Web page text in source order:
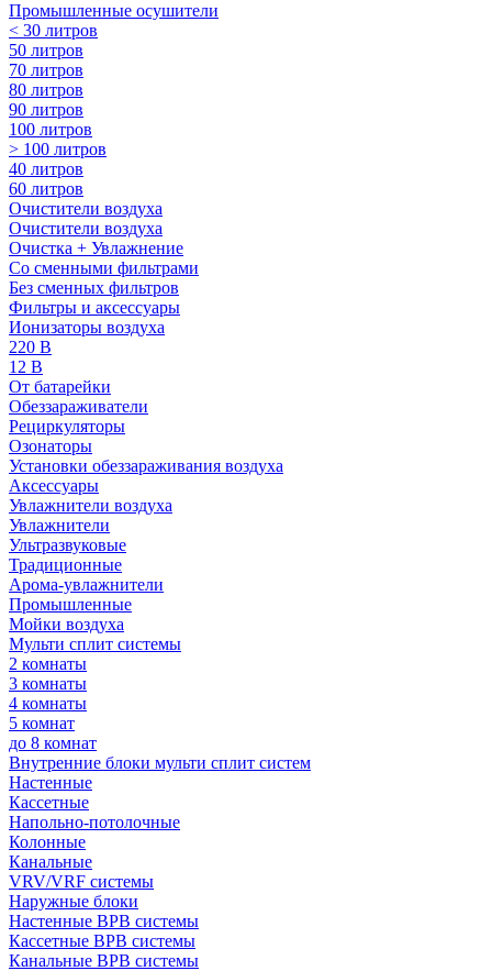
Промышленные осушители
< 30 литров
50 литров
70 литров
80 литров
90 литров
100 литров
> 100 литров
40 литров
60 литров
Очистители воздуха
Очистители воздуха
Очистка + Увлажнение
Cо сменными фильтрами
Без сменных фильтров
Фильтры и аксессуары
Ионизаторы воздуха
220 В
12 В
От батарейки
Обеззараживатели
Рециркуляторы
Озонаторы
Установки обеззараживания воздуха
Аксессуары
Увлажнители воздуха
Увлажнители
Ультразвуковые
Традиционные
Арома-увлажнители
Промышленные
Мойки воздуха
Мульти сплит системы
2 комнаты
3 комнаты
4 комнаты
5 комнат
до 8 комнат
Внутренние блоки мульти сплит систем
Настенные
Кассетные
Напольно-потолочные
Колонные
Канальные
VRV/VRF системы
Наружные блоки
Настенные ВРВ системы
Кассетные ВРВ системы
Канальные ВРВ системы